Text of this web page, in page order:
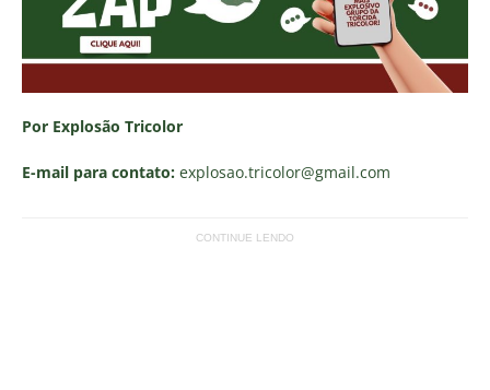
Por Explosão Tricolor
E-mail para contato: explosao.tricolor@gmail.com
CONTINUE LENDO